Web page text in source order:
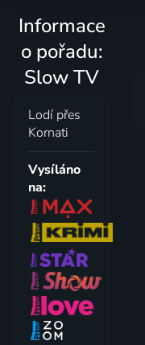
Informace
o pořadu:
Slow TV
Lodí přes
Kornati
Vysíláno
na: